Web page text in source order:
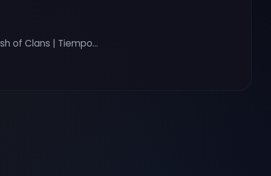
of Clans | Tiempo…